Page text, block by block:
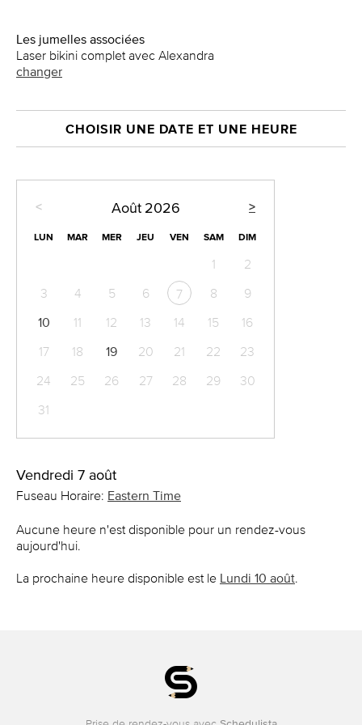
Les jumelles associées
Laser bikini complet avec Alexandra
changer
CHOISIR UNE DATE ET UNE HEURE
< >
Août 2026
LUN MAR MER JEU VEN SAM DIM
1
2
3
4 5 6 7 8
9
10
11 12 13 14 15
16
17
18 19 20 21 22
23
24
25 26 27 28 29
30
31
Vendredi 7 août
Fuseau Horaire: Eastern Time
Aucune heure n'est disponible pour un rendez-vous
aujourd'hui.
La prochaine heure disponible est le Lundi 10 août.